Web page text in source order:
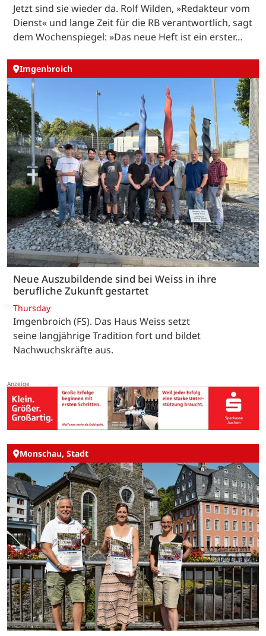
Jetzt sind sie wieder da. Rolf Wilden, »Redakteur vom
Dienst« und lange Zeit für die RB verantwortlich, sagt
dem Wochenspiegel: »Das neue Heft ist ein erster…
Imgenbroich
Neue Auszubildende sind bei Weiss in ihre
berufliche Zukunft gestartet
Thursday
Imgenbroich (FS). Das Haus Weiss setzt
seine langjährige Tradition fort und bildet
Nachwuchskräfte aus.
Monschau, Stadt